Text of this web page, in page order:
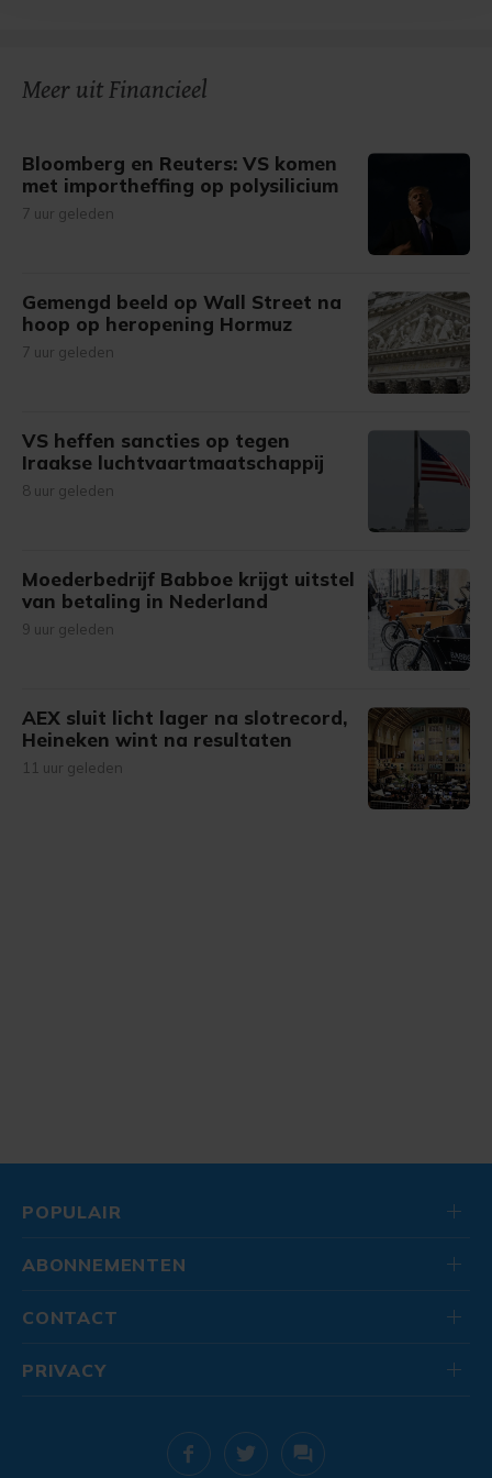
Meer uit Financieel
Bloomberg en Reuters: VS komen
met importheffing op polysilicium
7 uur geleden
Gemengd beeld op Wall Street na
hoop op heropening Hormuz
7 uur geleden
VS heffen sancties op tegen
Iraakse luchtvaartmaatschappij
8 uur geleden
Moederbedrijf Babboe krijgt uitstel
van betaling in Nederland
9 uur geleden
AEX sluit licht lager na slotrecord,
Heineken wint na resultaten
11 uur geleden
POPULAIR
ABONNEMENTEN
CONTACT
PRIVACY